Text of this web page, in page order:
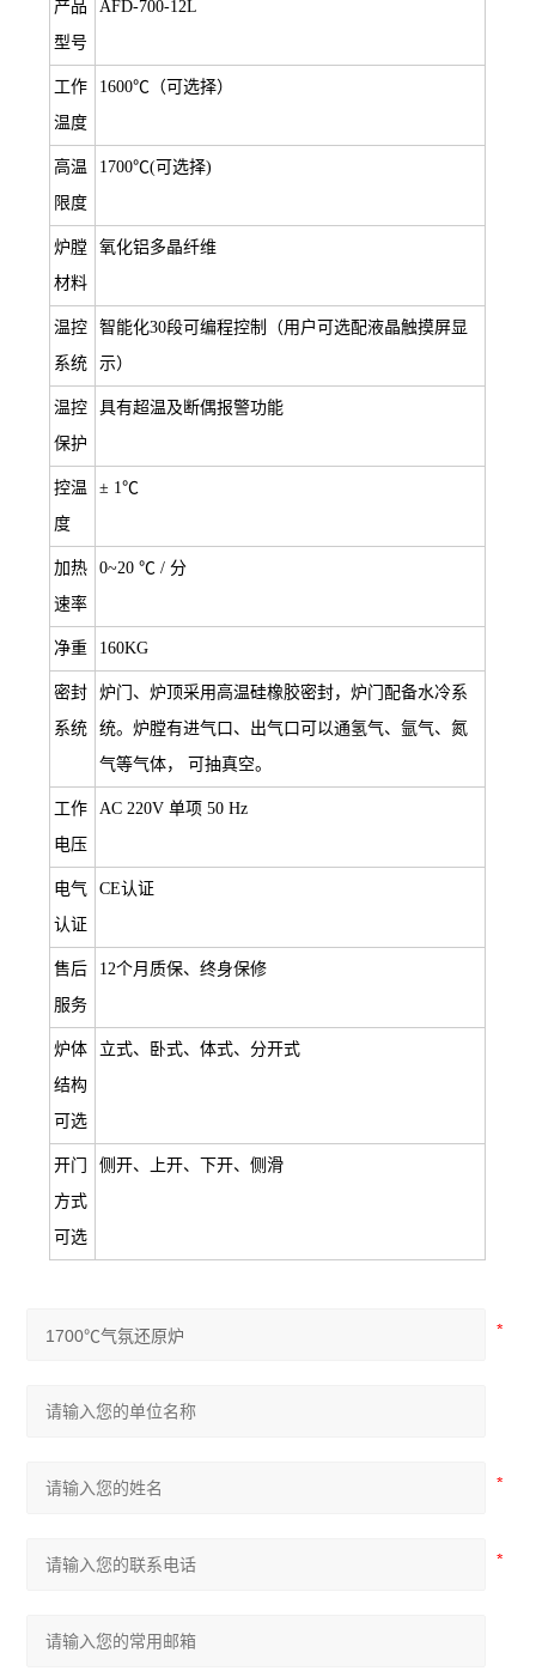
产品
型号
AFD-700-12L
工作
温度
1600℃（可选择）
高温
限度
1700℃(可选择)
炉膛
材料
氧化铝多晶纤维
温控
系统
智能化30段可编程控制（用户可选配液晶触摸屏显
示）
温控
保护
具有超温及断偶报警功能
控温
度
± 1℃
加热
速率
0~20 ℃ / 分
净重 160KG
密封
系统
炉门、炉顶采用高温硅橡胶密封，炉门配备水冷系
统。炉膛有进气口、出气口可以通氢气、氩气、氮
气等气体， 可抽真空。
工作
电压
AC 220V 单项 50 Hz
电气
认证
CE认证
售后
服务
12个月质保、终身保修
炉体
结构
可选
立式、卧式、体式、分开式
开门
方式
可选
侧开、上开、下开、侧滑